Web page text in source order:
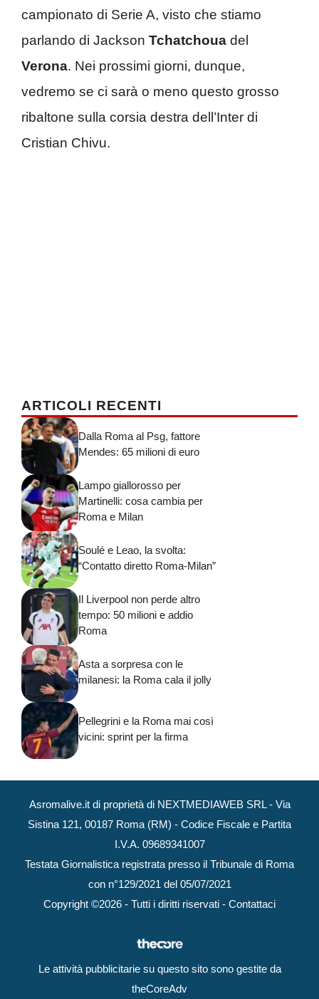
campionato di Serie A, visto che stiamo
parlando di Jackson Tchatchoua del
Verona. Nei prossimi giorni, dunque,
vedremo se ci sarà o meno questo grosso
ribaltone sulla corsia destra dell’Inter di
Cristian Chivu.
ARTICOLI RECENTI
Dalla Roma al Psg, fattore
Mendes: 65 milioni di euro
Lampo giallorosso per
Martinelli: cosa cambia per
Roma e Milan
Soulé e Leao, la svolta:
“Contatto diretto Roma-Milan”
Il Liverpool non perde altro
tempo: 50 milioni e addio
Roma
Asta a sorpresa con le
milanesi: la Roma cala il jolly
Pellegrini e la Roma mai così
vicini: sprint per la firma
Asromalive.it di proprietà di NEXTMEDIAWEB SRL - Via
Sistina 121, 00187 Roma (RM) - Codice Fiscale e Partita
I.V.A. 09689341007
Testata Giornalistica registrata presso il Tribunale di Roma
con n°129/2021 del 05/07/2021
Copyright ©2026 - Tutti i diritti riservati - Contattaci
Le attività pubblicitarie su questo sito sono gestite da
theCoreAdv